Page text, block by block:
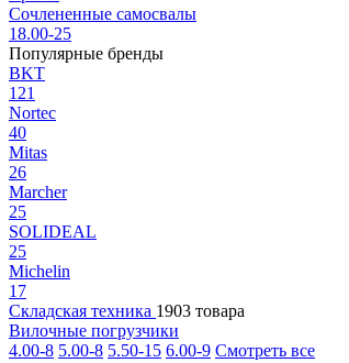
Сочлененные самосвалы
18.00-25
Популярные бренды
BKT
121
Nortec
40
Mitas
26
Marcher
25
SOLIDEAL
25
Michelin
17
Складская техника 1903 товара
Вилочные погрузчики
4.00-8 5.00-8 5.50-15 6.00-9 Смотреть все